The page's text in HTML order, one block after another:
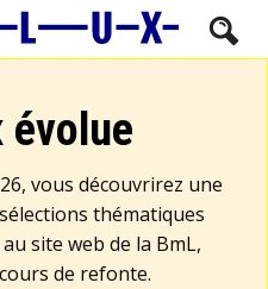
évolue
vous découvrirez une
thématiques
site web de la BmL,
de refonte.